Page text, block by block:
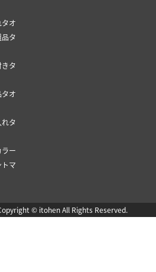
オ
タ
タ
オ
タ
ー
マ
© itohen All Rights Reserved.